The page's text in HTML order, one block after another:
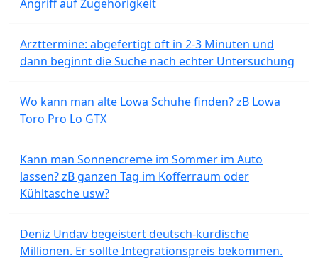
Angriff auf Zugehörigkeit
Arzttermine: abgefertigt oft in 2-3 Minuten und
dann beginnt die Suche nach echter Untersuchung
Wo kann man alte Lowa Schuhe finden? zB Lowa
Toro Pro Lo GTX
Kann man Sonnencreme im Sommer im Auto
lassen? zB ganzen Tag im Kofferraum oder
Kühltasche usw?
Deniz Undav begeistert deutsch-kurdische
Millionen. Er sollte Integrationspreis bekommen.